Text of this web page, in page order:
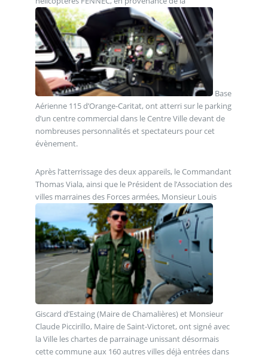
Base
Aérienne 115 d’Orange-Caritat, ont atterri sur le parking
d’un centre commercial dans le Centre Ville devant de
nombreuses personnalités et spectateurs pour cet
évènement.
Après l’atterrissage des deux appareils, le Commandant
Thomas Viala, ainsi que le Président de l’Association des
villes marraines des Forces armées, Monsieur Louis
Giscard d’Estaing (Maire de Chamalières) et Monsieur
Claude Piccirillo, Maire de Saint-Victoret, ont signé avec
la Ville les chartes de parrainage unissant désormais
cette commune aux 160 autres villes déjà entrées dans